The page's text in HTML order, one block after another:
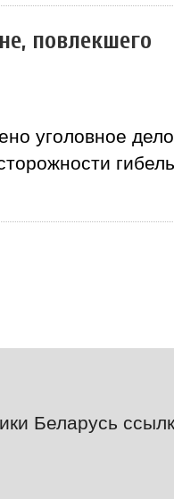
повлекшего
уголовное
гибель
Беларусь